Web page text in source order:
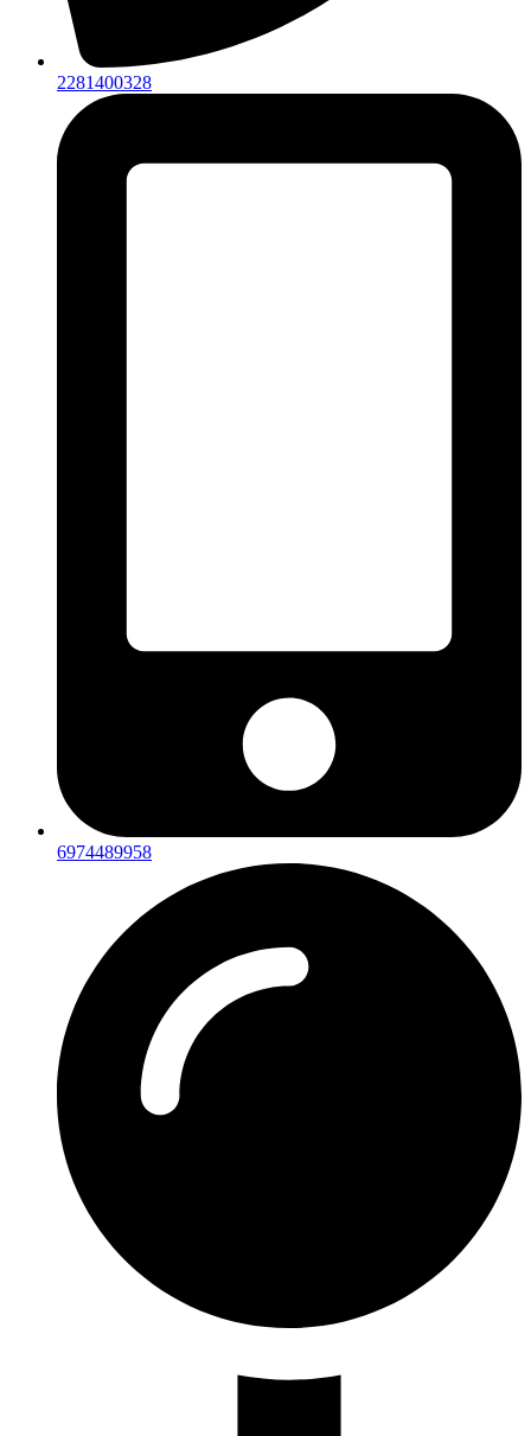
2281400328
6974489958